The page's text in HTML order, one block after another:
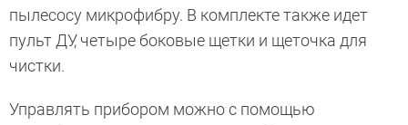
пылесосу микрофибру. В комплекте также идет
пульт ДУ, четыре боковые щетки и щеточка для
чистки.
Управлять прибором можно с помощью